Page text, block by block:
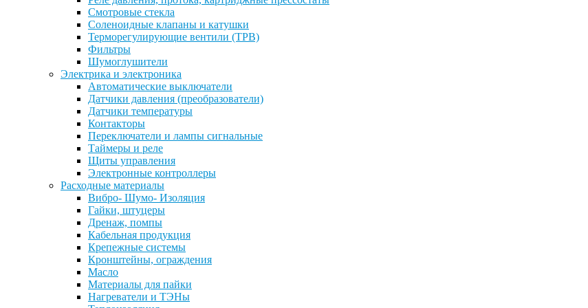
Смотровые стекла
Соленоидные клапаны и катушки
Терморегулирующие вентили (ТРВ)
Фильтры
Шумоглушители
Электрика и электроника
Автоматические выключатели
Датчики давления (преобразователи)
Датчики температуры
Контакторы
Переключатели и лампы сигнальные
Таймеры и реле
Щиты управления
Электронные контроллеры
Расходные материалы
Вибро- Шумо- Изоляция
Гайки, штуцеры
Дренаж, помпы
Кабельная продукция
Крепежные системы
Кронштейны, ограждения
Масло
Материалы для пайки
Нагреватели и ТЭНы